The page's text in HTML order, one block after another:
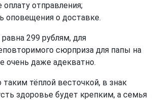
отправления;
оповещения о доставке.
299 рублям, для
сюрприза для папы на
очень даже адекватно.
тёплой весточкой, в знак
здоровье будет крепким, а семья